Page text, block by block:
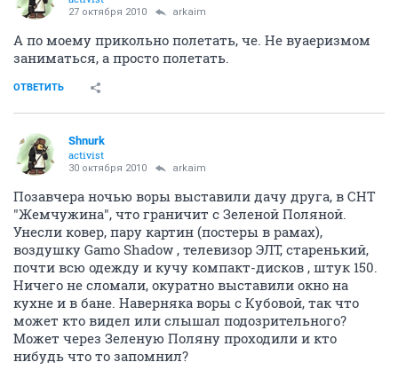
27 октября 2010 arkaim
А по моему прикольно полетать, че. Не вуаеризмом
заниматься, а просто полетать.
ОТВЕТИТЬ
Shnurk
activist
30 октября 2010 arkaim
Позавчера ночью воры выставили дачу друга, в СНТ
"Жемчужина", что граничит с Зеленой Поляной.
Унесли ковер, пару картин (постеры в рамах),
воздушку Gamo Shadow , телевизор ЭЛТ, старенький,
почти всю одежду и кучу компакт-дисков , штук 150.
Ничего не сломали, окуратно выставили окно на
кухне и в бане. Наверняка воры с Кубовой, так что
может кто видел или слышал подозрительного?
Может через Зеленую Поляну проходили и кто
нибудь что то запомнил?